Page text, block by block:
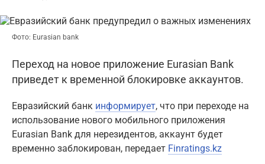
Фото: Eurasian bank
Переход на новое приложение Eurasian Bank
приведет к временной блокировке аккаунтов.
Евразийский банк информирует, что при переходе на
использование нового мобильного приложения
Eurasian Bank для нерезидентов, аккаунт будет
временно заблокирован, передает Finratings.kz